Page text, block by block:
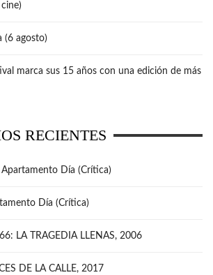
(6 agosto)
marca sus 15 años con una edición de más
RECIENTES
Apartamento Día (Crítica)
Día (Crítica)
LA TRAGEDIA LLENAS, 2006
DE LA CALLE, 2017